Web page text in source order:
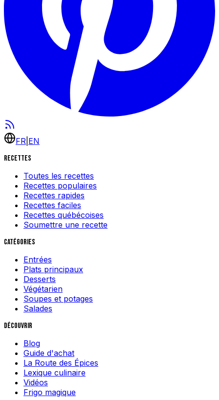
FR EN
Recettes
Toutes les recettes
Recettes populaires
Recettes rapides
Recettes faciles
Recettes québécoises
Soumettre une recette
Catégories
Entrées
Plats principaux
Desserts
Végétarien
Soupes et potages
Salades
Découvrir
Blog
Guide d'achat
La Route des Épices
Lexique culinaire
Vidéos
Frigo magique